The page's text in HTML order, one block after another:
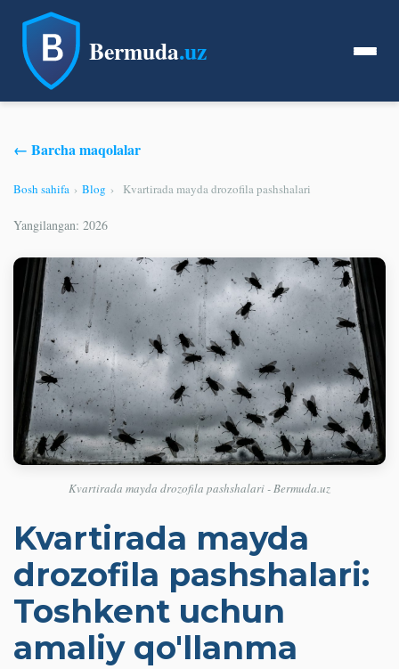
Bermuda.uz
← Barcha maqolalar
Bosh sahifa › Blog › Kvartirada mayda drozofila pashshalari
Yangilangan: 2026
Kvartirada mayda drozofila pashshalari - Bermuda.uz
Kvartirada mayda
drozofila pashshalari:
Toshkent uchun
amaliy qo'llanma